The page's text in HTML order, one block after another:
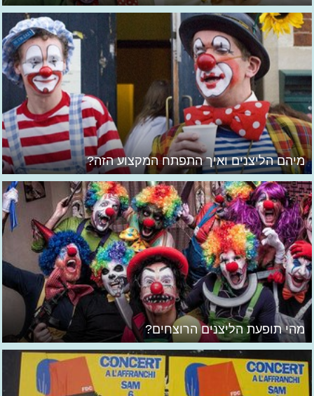
מיהם הליצנים ואיך התפתח המקצוע הזה?
מהי תופעת הליצנים הרוצחים?